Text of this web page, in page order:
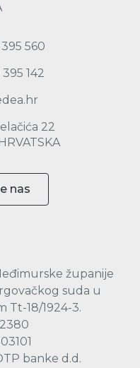
560
142
22
nas
županije
suda u
Tt-18/1924-3.
banke d.d.